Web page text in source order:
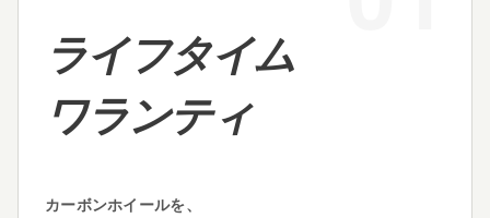
ライフタイム
ワランティ
カーボンホイールを、